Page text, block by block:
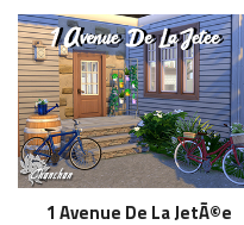
1 Avenue De La JetÃ©e